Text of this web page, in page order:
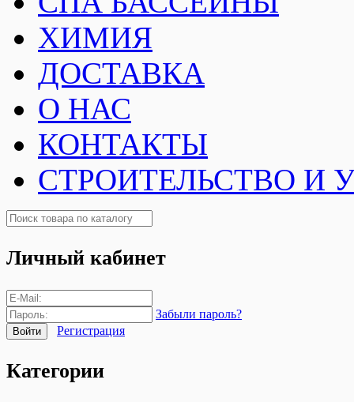
ХИМИЯ
ДОСТАВКА
О НАС
КОНТАКТЫ
СТРОИТЕЛЬСТВО И
Личный кабинет
Забыли пароль?
Регистрация
Категории